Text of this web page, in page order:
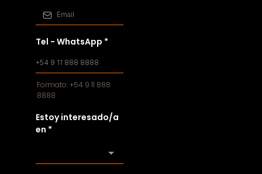
Tel - WhatsApp *
Formato: +54 9 11 888
8888
Estoy interesado/a
en *